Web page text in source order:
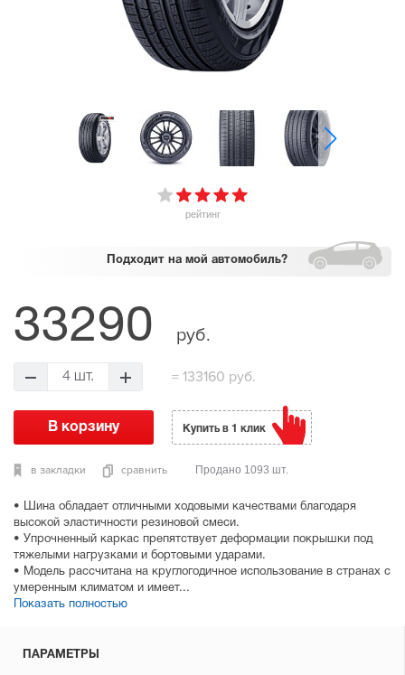
рейтинг
Подходит на мой автомобиль?
• Шина обладает отличными ходовыми качествами благодаря
высокой эластичности резиновой смеси.
• Упрочненный каркас препятствует деформации покрышки под
тяжелыми нагрузками и бортовыми ударами.
• Модель рассчитана на круглогодичное использование в странах с
умеренным климатом и имеет...
Показать полностью
33290 руб.
4 шт. = 133160 руб.
в закладки сравнить
Купить в 1 клик
Продано 1093 шт.
ПАРАМЕТРЫ